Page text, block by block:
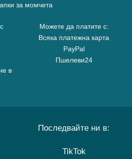
за момчета
в
Можете да платите с:
Всяка платежна карта
PayPal
Пшелеви24
Последвайте ни в:
TikTok